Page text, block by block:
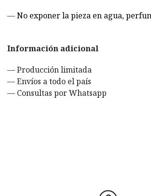
—No exponer la pieza en agua,
Información adicional
— Producción limitada
— Envíos a todo el país
— Consultas por Whatsapp